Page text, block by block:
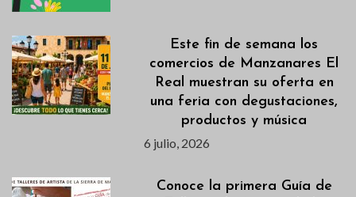
Este fin de semana los
comercios de Manzanares El
Real muestran su oferta en
una feria con degustaciones,
productos y música
6 julio, 2026
Conoce la primera Guía de